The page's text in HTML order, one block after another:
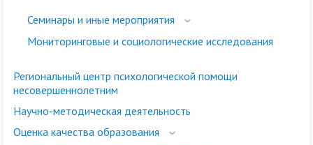
Семинары и иные мероприятия
Мониторинговые и социологические исследования
Региональный центр психологической помощи
несовершеннолетним
Научно-методическая деятельность
Оценка качества образования